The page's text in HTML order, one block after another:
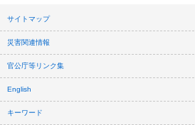
サイトマップ
災害関連情報
官公庁等リンク集
English
キーワード